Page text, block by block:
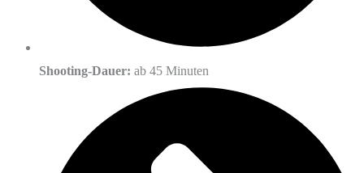
Shooting-Dauer: ab 45 Minuten